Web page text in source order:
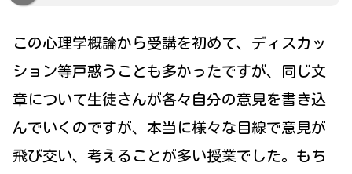
この心理学概論から受講を初めて、ディスカッ
ション等戸惑うことも多かったですが、同じ文
章について生徒さんが各々自分の意見を書き込
んでいくのですが、本当に様々な目線で意見が
飛び交い、考えることが多い授業でした。もち